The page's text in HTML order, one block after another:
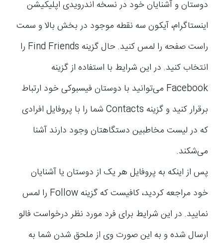
دوستان و آشنایان خود در نسخه اندرویدی اپلیکیشن
اینستاگرام، آیکون سه نقطه موجود در بخش بالا و سمت
راست صفحه را لمس کنید. حال گزینه Find Friends را
انتخاب کنید. در این شرایط با استفاده از گزینه
Facebook می‌توانید با دوستان فیسبوکی خود ارتباط
برقرار کنید و گزینه Contacts شما را با پروفایل افرادی
که در لیست مخاطبین دستگاهتان وجود دارند آشنا
می‌شکند.
پس از اینکه به پروفایل هر یک از دوستان یا آشنایان
خود مراجعه کردید، کافیست که گزینه Follow را لمس
نمایید. در این شرایط برای فرد مورد نظر درخواست فالو
ارسال شده و به این صورت وی از ملحق شدن شما به